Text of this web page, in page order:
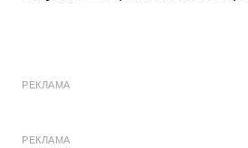
РЕКЛАМА
РЕКЛАМА